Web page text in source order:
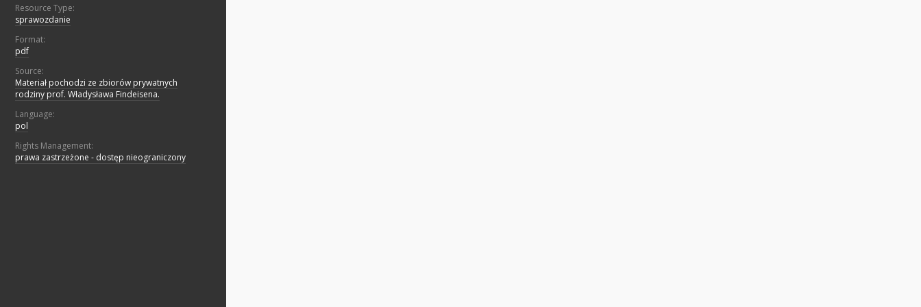
Resource Type:
sprawozdanie
Format:
pdf
Source:
Materiał pochodzi ze zbiorów prywatnych
rodziny prof. Władysława Findeisena.
Language:
pol
Rights Management:
prawa zastrzeżone - dostęp nieograniczony